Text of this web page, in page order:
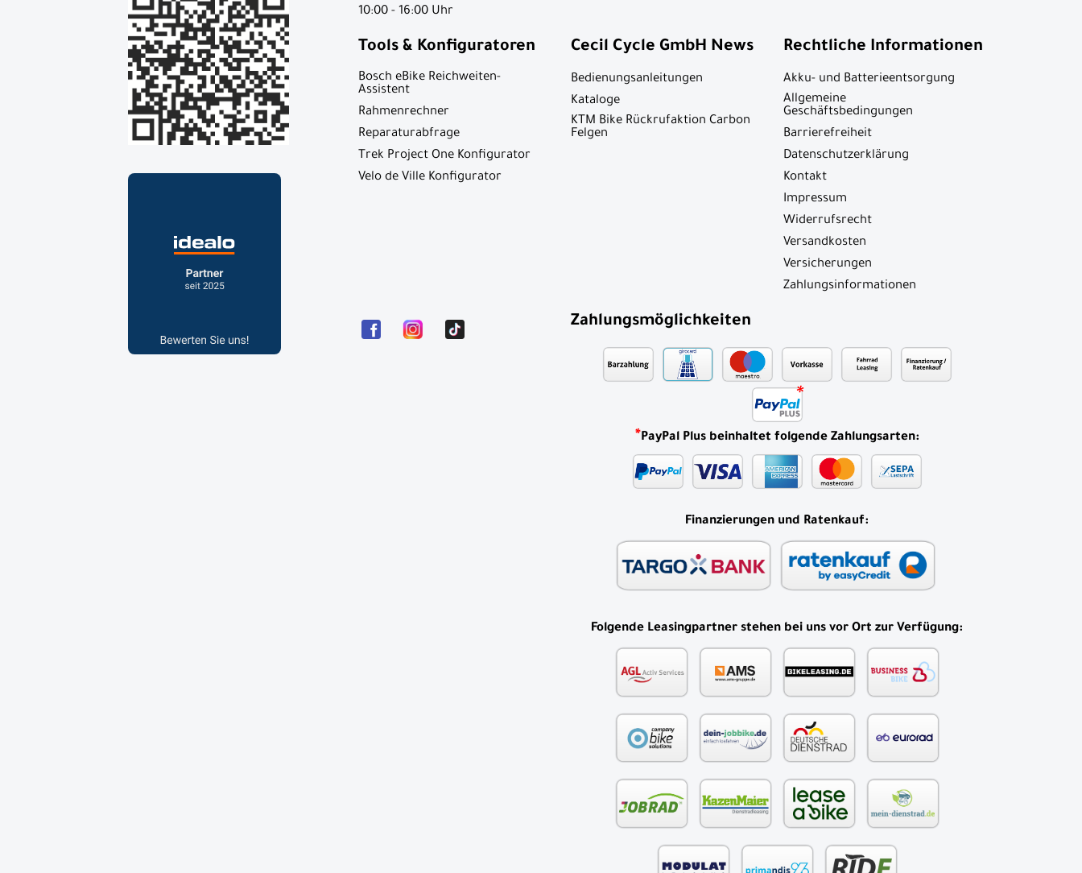
10:00 - 16:00 Uhr
Tools & Konfiguratoren
Bosch eBike Reichweiten-
Assistent
Rahmenrechner
Reparaturabfrage
Trek Project One Konfigurator
Velo de Ville Konfigurator
Cecil Cycle GmbH News
Bedienungsanleitungen
Kataloge
KTM Bike Rückrufaktion Carbon
Felgen
Rechtliche Informationen
Akku- und Batterieentsorgung
Allgemeine
Geschäftsbedingungen
Barrierefreiheit
Datenschutzerklärung
Kontakt
Impressum
Widerrufsrecht
Versandkosten
Versicherungen
Zahlungsinformationen
Zahlungsmöglichkeiten
*PayPal Plus beinhaltet folgende Zahlungsarten:
Finanzierungen und Ratenkauf:
Folgende Leasingpartner stehen bei uns vor Ort zur Verfügung: